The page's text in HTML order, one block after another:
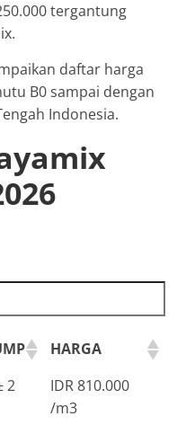
tergantung
daftar harga
B0 sampai dengan
Indonesia.
HARGA
2
IDR 810.000
/m3